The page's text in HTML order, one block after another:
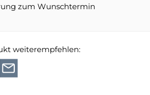
zum Wunschtermin
weiterempfehlen: